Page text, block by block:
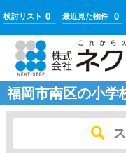
検討リスト 0 最近見た物件 0
福岡市南区の小学